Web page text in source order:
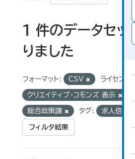
1 件のデータセッ
りました
フォーマット: CSV ライセンス:
クリエイティブ・コモンズ 表示
総合政策課 タグ: 求人倍率
フィルタ結果